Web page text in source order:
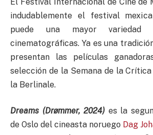
indudablemente el festival
puede una mayor variedad
cinematográficas. Ya es una
presentan las películas
selección de la Semana de la
la Berlinale.
Dreams (Drømmer, 2024) es la
de Oslo del cineasta noruego Dag